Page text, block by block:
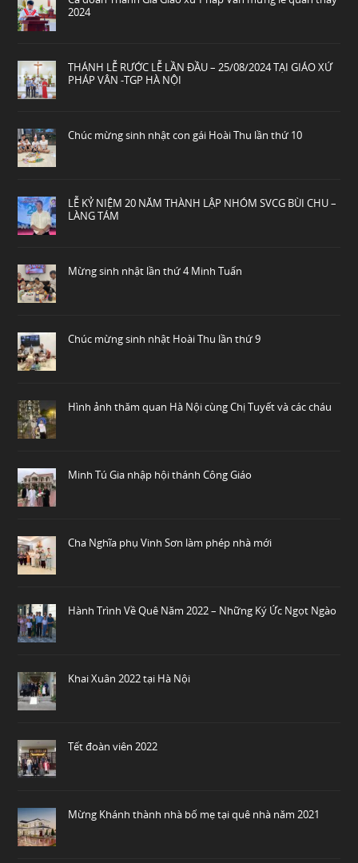
2024
THÁNH LỄ RƯỚC LỄ LẦN ĐẦU – 25/08/2024 TẠI GIÁO XỨ
PHÁP VÂN -TGP HÀ NỘI
Chúc mừng sinh nhật con gái Hoài Thu lần thứ 10
LỄ KỶ NIỆM 20 NĂM THÀNH LẬP NHÓM SVCG BÙI CHU –
LÀNG TÁM
Mừng sinh nhật lần thứ 4 Minh Tuấn
Chúc mừng sinh nhật Hoài Thu lần thứ 9
Hình ảnh thăm quan Hà Nội cùng Chị Tuyết và các cháu
Minh Tú Gia nhập hội thánh Công Giáo
Cha Nghĩa phụ Vinh Sơn làm phép nhà mới
Hành Trình Về Quê Năm 2022 – Những Ký Ức Ngọt Ngào
Khai Xuân 2022 tại Hà Nội
Tết đoàn viên 2022
Mừng Khánh thành nhà bố mẹ tại quê nhà năm 2021